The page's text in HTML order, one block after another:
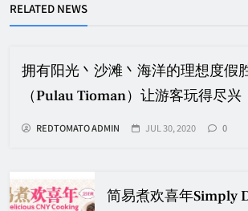
RELATED NEWS
拥有阳光丶沙滩丶海洋的理想度假
（Pulau Tioman）让游客玩得尽兴
REDTOMATO ADMIN JUL 30, 2020 0
简易煮欢喜年Simply